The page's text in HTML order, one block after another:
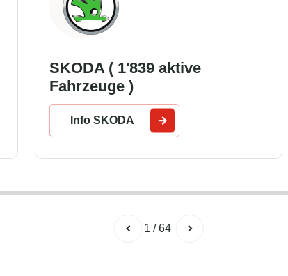
SKODA ( 1'839 aktive
Fahrzeuge )
Info SKODA
1 /64